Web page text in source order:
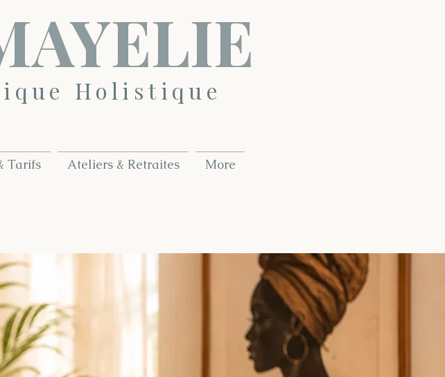
Holistique
Tarifs Ateliers & Retraites More